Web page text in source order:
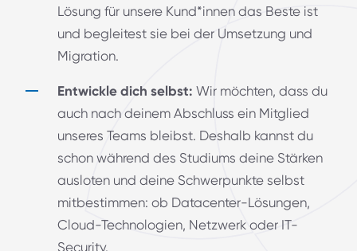
Lösung für unsere Kund*innen das Beste ist
und begleitest sie bei der Umsetzung und
Migration.
Entwickle dich selbst: Wir möchten, dass du
auch nach deinem Abschluss ein Mitglied
unseres Teams bleibst. Deshalb kannst du
schon während des Studiums deine Stärken
ausloten und deine Schwerpunkte selbst
mitbestimmen: ob Datacenter-Lösungen,
Cloud-Technologien, Netzwerk oder IT-
Security.